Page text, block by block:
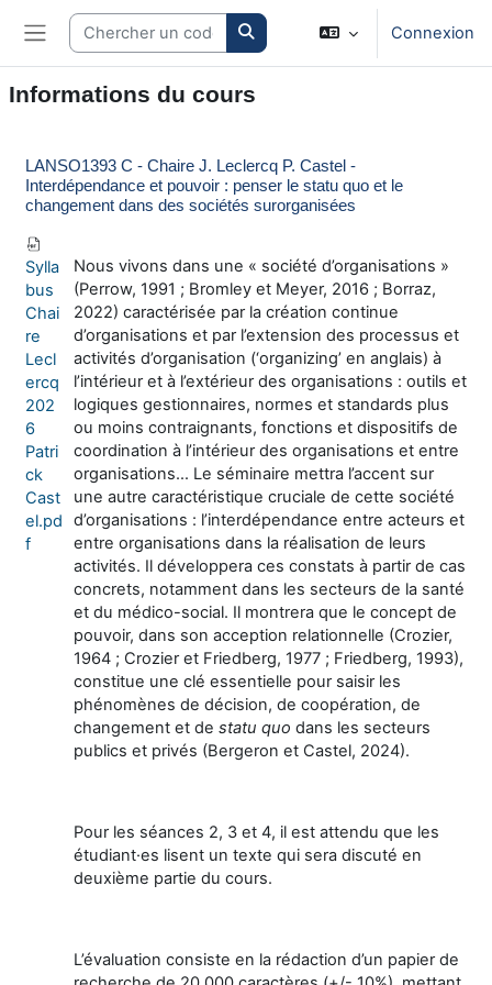
Passer au contenu principal
Panneau latéral
Search courses Connexion
Informations du cours
LANSO1393 C - Chaire J. Leclercq P. Castel -
Interdépendance et pouvoir : penser le statu quo et le
changement dans des sociétés surorganisées
Sylla
bus
Chai
re
Lecl
ercq
202
6
Patri
ck
Cast
el.pd
f
Nous vivons dans une « société d’organisations »
(Perrow, 1991 ; Bromley et Meyer, 2016 ; Borraz,
2022) caractérisée par la création continue
d’organisations et par l’extension des processus et
activités d’organisation (‘organizing’ en anglais) à
l’intérieur et à l’extérieur des organisations : outils et
logiques gestionnaires, normes et standards plus
ou moins contraignants, fonctions et dispositifs de
coordination à l’intérieur des organisations et entre
organisations… Le séminaire mettra l’accent sur
une autre caractéristique cruciale de cette société
d’organisations : l’interdépendance entre acteurs et
entre organisations dans la réalisation de leurs
activités. Il développera ces constats à partir de cas
concrets, notamment dans les secteurs de la santé
et du médico-social. Il montrera que le concept de
pouvoir, dans son acception relationnelle (Crozier,
1964 ; Crozier et Friedberg, 1977 ; Friedberg, 1993),
constitue une clé essentielle pour saisir les
phénomènes de décision, de coopération, de
changement et de statu quo dans les secteurs
publics et privés (Bergeron et Castel, 2024).
Pour les séances 2, 3 et 4, il est attendu que les
étudiant·es lisent un texte qui sera discuté en
deuxième partie du cours.
L’évaluation consiste en la rédaction d’un papier de